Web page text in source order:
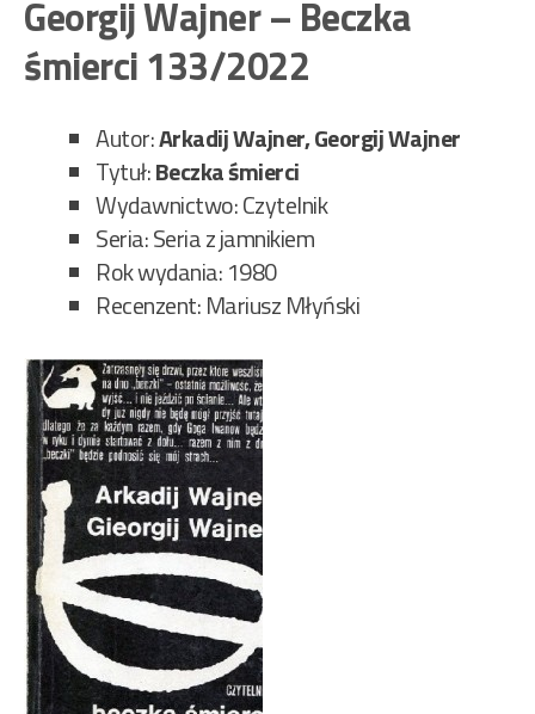
Georgij Wajner – Beczka
śmierci 133/2022
Autor:Arkadij Wajner, Georgij Wajner
Tytuł:Beczka śmierci
Wydawnictwo: Czytelnik
Seria: Seria z jamnikiem
Rok wydania: 1980
Recenzent: Mariusz Młyński